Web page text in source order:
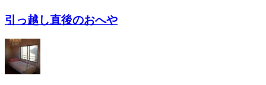
引っ越し直後のおへや